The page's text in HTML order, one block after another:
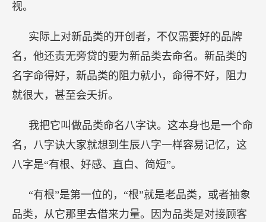
视。
实际上对新品类的开创者，不仅需要好的品牌
名，他还责无旁贷的要为新品类去命名。新品类的
名字命得好，新品类的阻力就小，命得不好，阻力
就很大，甚至会夭折。
我把它叫做品类命名八字诀。这本身也是一个命
名，八字诀大家就想到生辰八字一样容易记忆，这
八字是“有根、好感、直白、简短”。
“有根”是第一位的，“根”就是老品类，或者抽象
品类，从它那里去借来力量。因为品类是对接顾客